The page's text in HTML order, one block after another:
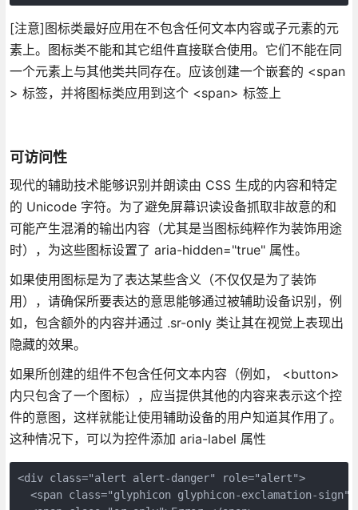
[注意]图标类最好应用在不包含任何文本内容或子元素的元
素上。图标类不能和其它组件直接联合使用。它们不能在同
一个元素上与其他类共同存在。应该创建一个嵌套的 <span
> 标签，并将图标类应用到这个 <span> 标签上
可访问性
现代的辅助技术能够识别并朗读由 CSS 生成的内容和特定
的 Unicode 字符。为了避免屏幕识读设备抓取非故意的和
可能产生混淆的输出内容（尤其是当图标纯粹作为装饰用途
时），为这些图标设置了 aria-hidden="true" 属性。
如果使用图标是为了表达某些含义（不仅仅是为了装饰
用），请确保所要表达的意思能够通过被辅助设备识别，例
如，包含额外的内容并通过 .sr-only 类让其在视觉上表现出
隐藏的效果。
如果所创建的组件不包含任何文本内容（例如， <button>
内只包含了一个图标），应当提供其他的内容来表示这个控
件的意图，这样就能让使用辅助设备的用户知道其作用了。
这种情况下，可以为控件添加 aria-label 属性
<div class="alert alert-danger" role="alert">
<span class="glyphicon glyphicon-exclamation-sign"